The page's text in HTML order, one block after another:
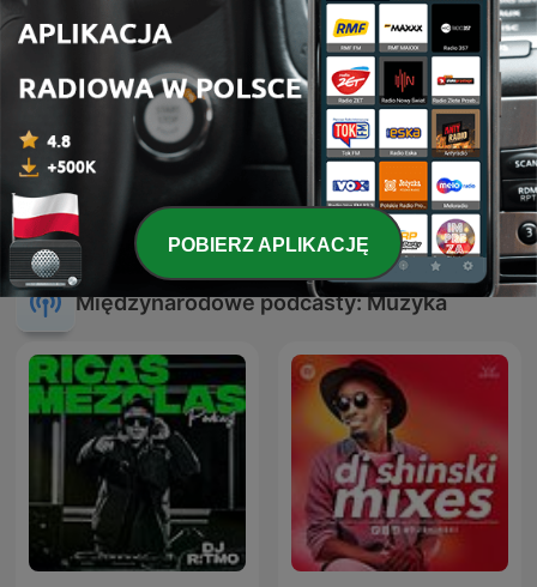
ATB Music Hardcore Mixtapes
Międzynarodowe podcasty: Muzyka
POBIERZ APLIKACJĘ